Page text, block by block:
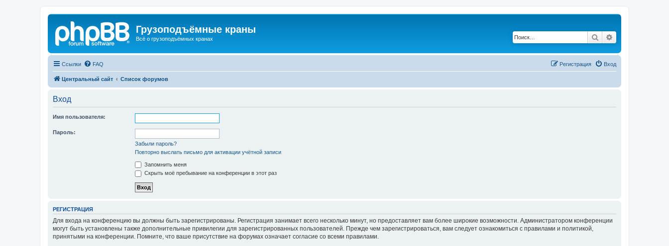
Грузоподъёмные краны
Всё о грузоподъёмных кранах Поиск
Ссылки FAQ Вход
Регистрация
Центральный сайт Список форумов
Вход
Имя пользователя:
Пароль:
Забыли пароль?
Повторно выслать письмо для активации учётной записи
Запомнить меня
Скрыть моё пребывание на конференции в этот раз
РЕГИСТРАЦИЯ
Для входа на конференцию вы должны быть зарегистрированы. Регистрация занимает всего несколько минут, но предоставляет вам более широкие возможности. Администратором конференции
могут быть установлены также дополнительные привилегии для зарегистрированных пользователей. Прежде чем зарегистрироваться, вам следует ознакомиться с правилами и политикой,
принятыми на конференции. Помните, что ваше присутствие на форумах означает согласие со всеми правилами.